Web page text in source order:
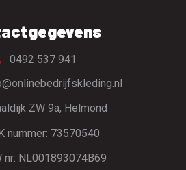
0492 537 941
ZW 9a, Helmond
nummer: 73570540
nr: NL001893074B69